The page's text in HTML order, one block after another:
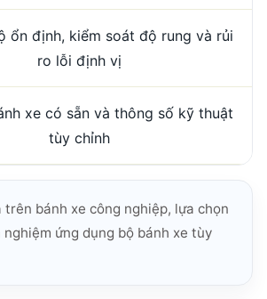
ổn định, kiểm soát độ rung và rủi
ro lỗi định vị
xe có sẵn và thông số kỹ thuật
tùy chỉnh
trên bánh xe công nghiệp, lựa chọn
ứng dụng bộ bánh xe tùy